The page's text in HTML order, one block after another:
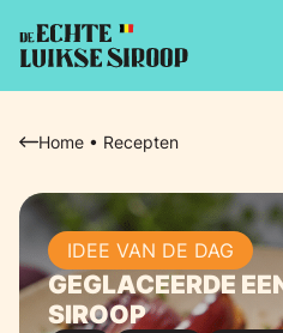
Home • Recepten
IDEE VAN DE DAG
GEGLACEERDE
SIROOP